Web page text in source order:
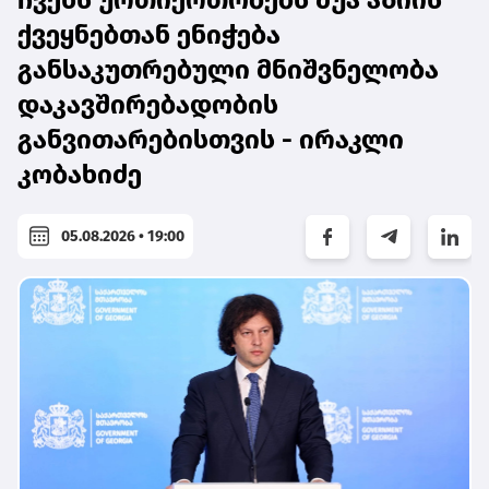
ქვეყნებთან ენიჭება
განსაკუთრებული მნიშვნელობა
დაკავშირებადობის
განვითარებისთვის - ირაკლი
კობახიძე
05.08.2026 • 19:00